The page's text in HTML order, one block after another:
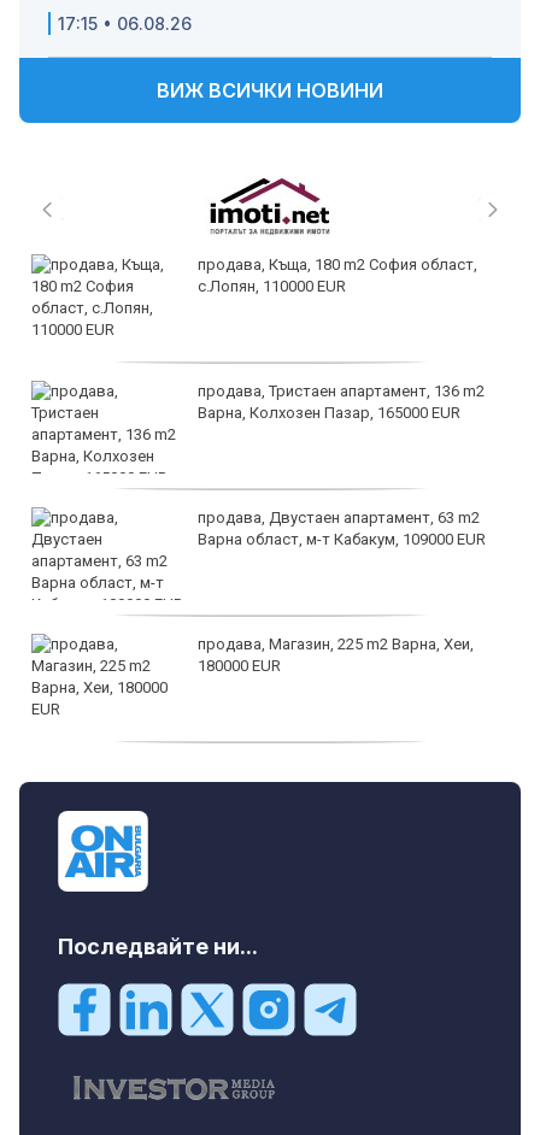
17:15 • 06.08.26
ВИЖ ВСИЧКИ НОВИНИ
продава, Къща, 180 m2 София област,
с.Лопян, 110000 EUR
продава, Тристаен апартамент, 136 m2
Варна, Колхозен Пазар, 165000 EUR
продава, Двустаен апартамент, 63 m2
Варна област, м-т Кабакум, 109000 EUR
продава, Магазин, 225 m2 Варна, Хеи,
180000 EUR
Последвайте ни...